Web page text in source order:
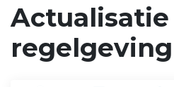
regelgeving